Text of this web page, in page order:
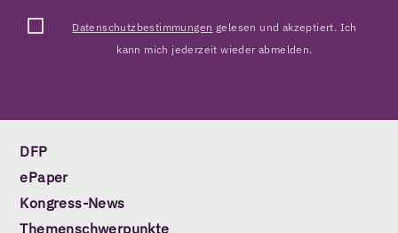
Datenschutzbestimmungen gelesen und akzeptiert. Ich
kann mich jederzeit wieder abmelden.
DFP
ePaper
Kongress-News
Themenschwerpunkte